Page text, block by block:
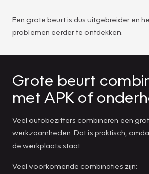
Een grote beurt is dus uitgebreider en
problemen eerder te ontdekken.
Grote beurt
met APK of
Veel autobezitters combineren een
werkzaamheden. Dat is praktisch,
de werkplaats staat.
Veel voorkomende combinaties zijn: